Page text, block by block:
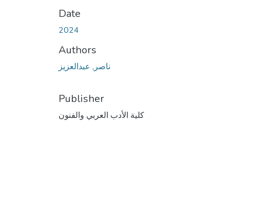
Date
2024
Authors
ناصر, عبدالعزيز
Publisher
كلية الأدب العربي والفنون